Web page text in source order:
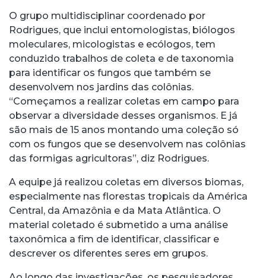
O grupo multidisciplinar coordenado por
Rodrigues, que inclui entomologistas, biólogos
moleculares, micologistas e ecólogos, tem
conduzido trabalhos de coleta e de taxonomia
para identificar os fungos que também se
desenvolvem nos jardins das colônias.
“Começamos a realizar coletas em campo para
observar a diversidade desses organismos. E já
são mais de 15 anos montando uma coleção só
com os fungos que se desenvolvem nas colônias
das formigas agricultoras”, diz Rodrigues.
A equipe já realizou coletas em diversos biomas,
especialmente nas florestas tropicais da América
Central, da Amazônia e da Mata Atlântica. O
material coletado é submetido a uma análise
taxonômica a fim de identificar, classificar e
descrever os diferentes seres em grupos.